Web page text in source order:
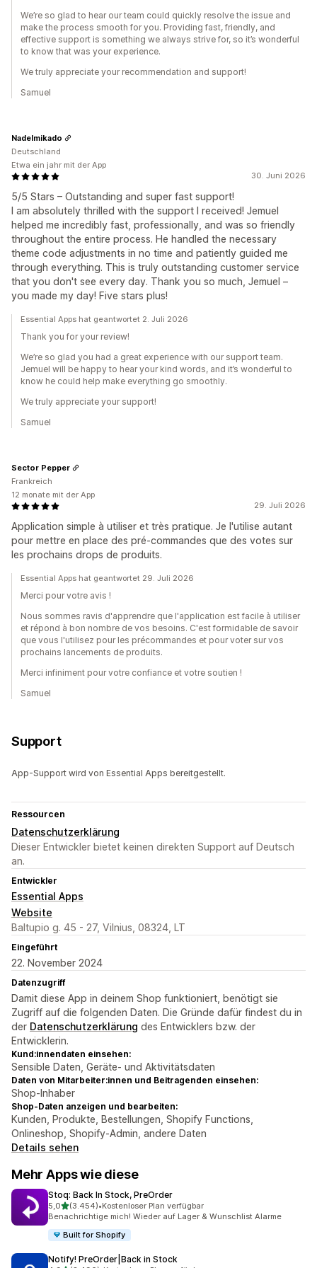
We’re so glad to hear our team could quickly resolve the issue and
make the process smooth for you. Providing fast, friendly, and
effective support is something we always strive for, so it’s wonderful
to know that was your experience.
We truly appreciate your recommendation and support!
Samuel
30. Juni 2026
5/5 Stars – Outstanding and super fast support!
I am absolutely thrilled with the support I received! Jemuel
helped me incredibly fast, professionally, and was so friendly
throughout the entire process. He handled the necessary
theme code adjustments in no time and patiently guided me
through everything. This is truly outstanding customer service
that you don't see every day. Thank you so much, Jemuel –
you made my day! Five stars plus!
Nadelmikado
Deutschland
Etwa ein jahr mit der App
Essential Apps hat geantwortet 2. Juli 2026
Thank you for your review!
We’re so glad you had a great experience with our support team.
Jemuel will be happy to hear your kind words, and it’s wonderful to
know he could help make everything go smoothly.
We truly appreciate your support!
Samuel
29. Juli 2026
Application simple à utiliser et très pratique. Je l'utilise autant
pour mettre en place des pré-commandes que des votes sur
les prochains drops de produits.
Sector Pepper
Frankreich
12 monate mit der App
Essential Apps hat geantwortet 29. Juli 2026
Merci pour votre avis !
Nous sommes ravis d'apprendre que l'application est facile à utiliser
et répond à bon nombre de vos besoins. C'est formidable de savoir
que vous l'utilisez pour les précommandes et pour voter sur vos
prochains lancements de produits.
Merci infiniment pour votre confiance et votre soutien !
Samuel
Support
App-Support wird von Essential Apps bereitgestellt.
Ressourcen
Datenschutzerklärung
Dieser Entwickler bietet keinen direkten Support auf Deutsch
an.
Entwickler
Essential Apps
Website
Baltupio g. 45 - 27, Vilnius, 08324, LT
Eingeführt
22. November 2024
Datenzugriff
Damit diese App in deinem Shop funktioniert, benötigt sie
Zugriff auf die folgenden Daten. Die Gründe dafür findest du in
der Datenschutzerklärung des Entwicklers bzw. der
Entwicklerin.
Kund:innendaten einsehen:
Sensible Daten, Geräte- und Aktivitätsdaten
Daten von Mitarbeiter:innen und Beitragenden einsehen:
Shop-Inhaber
Shop-Daten anzeigen und bearbeiten:
Kunden, Produkte, Bestellungen, Shopify Functions,
Onlineshop, Shopify-Admin, andere Daten
Details sehen
Mehr Apps wie diese
Stoq: Back In Stock, PreOrder
5,0von 5 Sternen
(3.454)
3454 Rezensionen insgesamt
•Kostenloser Plan verfügbar
Benachrichtige mich! Wieder auf Lager & Wunschlist Alarme
Built for Shopify
Notify! PreOrder|Back in Stock